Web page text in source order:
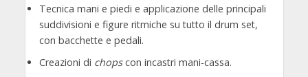
Tecnica mani e piedi e applicazione delle principali
suddivisioni e figure ritmiche su tutto il drum set,
con bacchette e pedali.
Creazioni di chopscon incastri mani-cassa.